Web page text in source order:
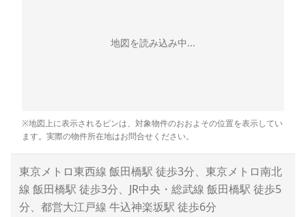
地図を読み込み中...
※地図上に表示されるピンは、対象物件のおおよその位置を表示してい
ます。実際の物件所在地はお問合せください。
東京メトロ東西線 飯田橋駅 徒歩3分、東京メトロ南北
線 飯田橋駅 徒歩3分、JR中央・総武線 飯田橋駅 徒歩5
分、都営大江戸線 牛込神楽坂駅 徒歩6分